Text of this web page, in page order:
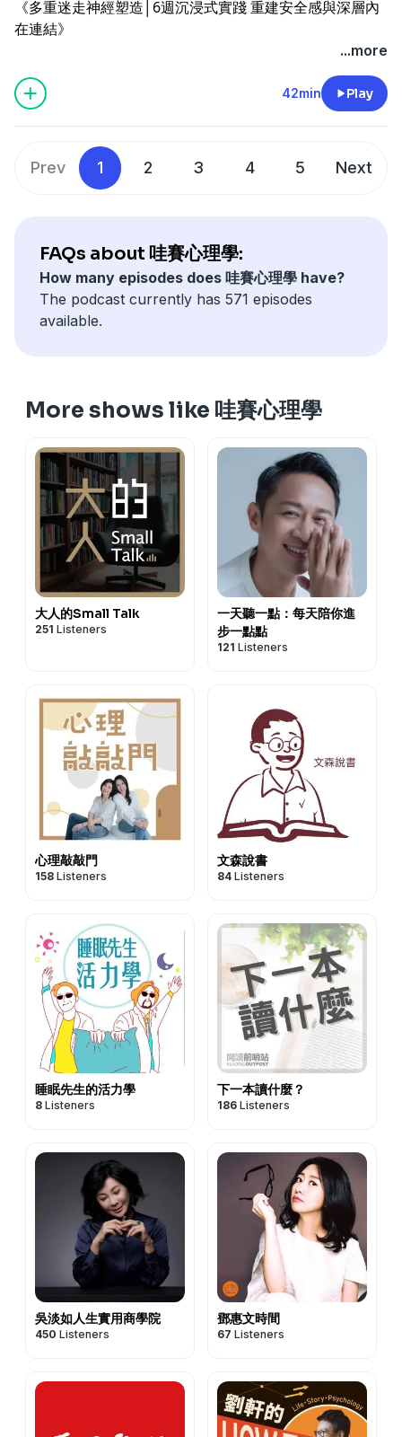
主談人：蔡宇哲博士、廖泊喬醫師
Powered by
留言告訴我你對這一集的想法：
https://open.firstory.me/user/
若你覺得我們節目不錯，請記得要訂閱哦。也歡迎來跟我們
聊聊
https://portaly.cc/onyourpsy
主談人：蔡宇哲博士、何琦瑜 親子天下執行長
本集金句
「語言是文化相遇的橋樑，透過語言理解彼此，讓差異成為
共榮的開始。」
「我們如何使用語言，其實也反映出我們身處的社會與文
本集重點
。留學生活意外開啟教學生涯
。學語言別只看教科書，生活用語從歌詞上手
。語言使用方式透露文化脈絡
。AI及時翻譯vs真實溫度交流
https://open.firstory.me/user/
聊聊
https://portaly.cc/onyourpsy
主談人：心理師Nana、胃酸人
Powered byFirstory Hosting
《多重迷走神經塑造│6週沉浸式實踐 重建安全感與深層內
在連結》
全球多重迷走神經臨床實踐權威 • Deb Dana 親授！
https://www.pressplay.cc/link/s/85095131
➤輸入哇賽專屬折扣碼【WOW350】折$350
本集金句
「不需要追求巨大的好事，活著也不錯的微光時刻就足
夠。」
「用第二人稱肯定自己，先跟內在神經系統交朋友。」
本集重點
。自律神經系統調節練習：呼吸+接地+手放心上
。回顧人生微光點，啟動腹側迷走神經
。從第二人稱視角自我勉勵，建立內在關係
點亮心燈，贊助支持哇賽心理學：
https://portaly.cc/onyourpsy/support
留言告訴我你對這一集的想法：
https://open.firstory.me/user/
若你覺得我們節目不錯，請記得要訂閱哦。也歡迎來跟我們
聊聊
主談人：心理師Nana、蘇予昕諮商心理師
Powered byFirstory Hosting
...more
42min Play
Prev 1 2 3 4 5 Next
FAQs about 哇賽心理學:
How many episodes does 哇賽心理學 have?
The podcast currently has 571 episodes
available.
More shows like 哇賽心理學
大人的Small Talk
251 Listeners
一天聽一點：每天陪你進
步一點點
121 Listeners
心理敲敲門
158 Listeners
文森說書
84 Listeners
睡眠先生的活力學
8 Listeners
下一本讀什麼？
186 Listeners
吳淡如人生實用商學院
450 Listeners
鄧惠文時間
67 Listeners